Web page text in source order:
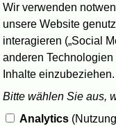
Wir verwenden
unsere Website
interagieren („Social
anderen
Inhalte
Bitte wählen Sie aus,
Analytics